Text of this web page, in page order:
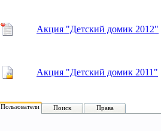
Акция "Детский домик 2012"
Акция "Детский домик 2011"
Пользователи Поиск Права